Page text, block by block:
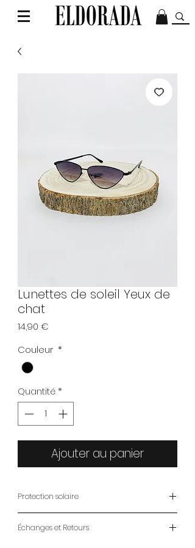
Lunettes de soleil Yeux de
chat
14,90 €
Couleur *
Quantité*
Ajouter au panier
Protection solaire
Échanges et Retours